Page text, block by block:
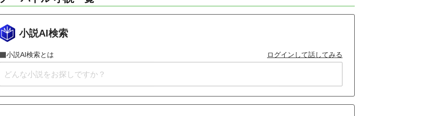
小説AI検索
小説AI検索とは ログインして話してみる